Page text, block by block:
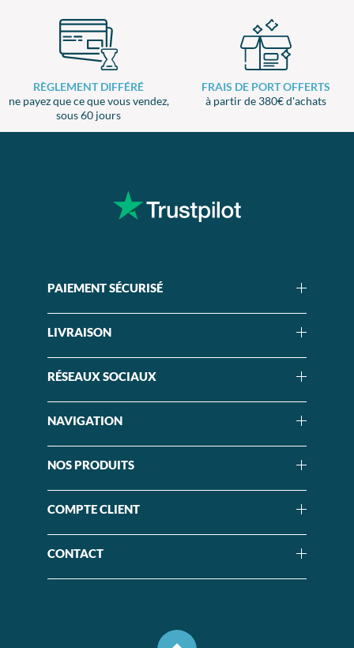
RÈGLEMENT DIFFÉRÉ
ne payez que ce que vous vendez,
sous 60 jours
FRAIS DE PORT OFFERTS
à partir de 380€ d'achats
PAIEMENT SÉCURISÉ
LIVRAISON
RÉSEAUX SOCIAUX
NAVIGATION
NOS PRODUITS
COMPTE CLIENT
CONTACT